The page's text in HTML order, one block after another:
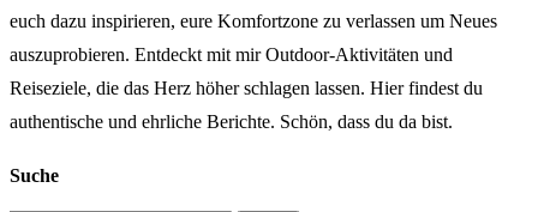
euch dazu inspirieren, eure Komfortzone zu verlassen um Neues
auszuprobieren. Entdeckt mit mir Outdoor-Aktivitäten und
Reiseziele, die das Herz höher schlagen lassen. Hier findest du
authentische und ehrliche Berichte. Schön, dass du da bist.
Suche